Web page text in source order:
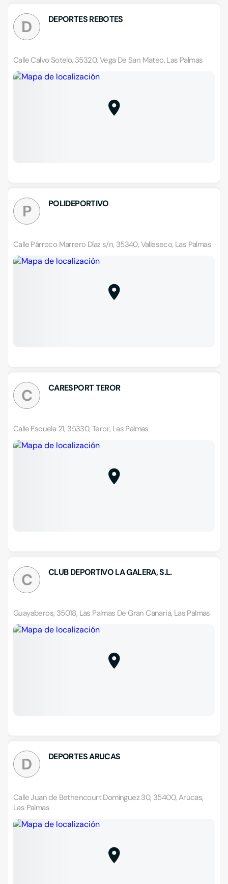
D DEPORTES REBOTES
Calle Calvo Sotelo, 35320, Vega De San Mateo, Las Palmas
P POLIDEPORTIVO
Calle Párroco Marrero Díaz s/n, 35340, Valleseco, Las Palmas
C CARESPORT TEROR
Calle Escuela 21, 35330, Teror, Las Palmas
C CLUB DEPORTIVO LA GALERA, S.L.
Guayaberos, 35018, Las Palmas De Gran Canaria, Las Palmas
D DEPORTES ARUCAS
Calle Juan de Bethencourt Domínguez 30, 35400, Arucas,
Las Palmas